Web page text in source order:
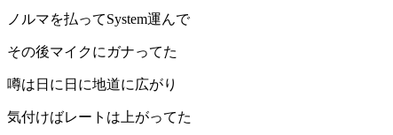
ノルマを払ってSystem運んで
その後マイクにガナってた
噂は日に日に地道に広がり
気付けばレートは上がってた